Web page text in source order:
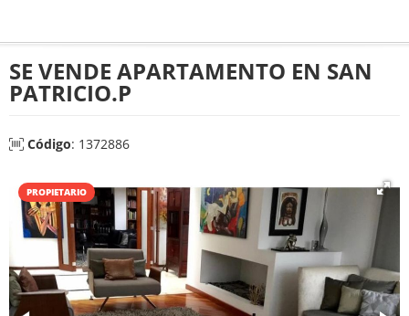
SE VENDE APARTAMENTO EN SAN
PATRICIO.P
Código: 1372886
PROPIETARIO